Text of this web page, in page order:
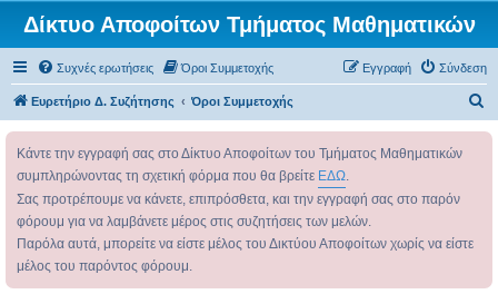
Δίκτυο Αποφοίτων Τμήματος Μαθηματικών
Συχνές ερωτήσεις Όροι Συμμετοχής Σύνδεση
Εγγραφή
Ευρετήριο Δ. Συζήτησης Όροι Συμμετοχής
σ
Κάντε την εγγραφή σας στο Δίκτυο Αποφοίτων του Τμήματος Μαθηματικών
συμπληρώνοντας τη σχετική φόρμα που θα βρείτε ΕΔΩ.
Σας προτρέπουμε να κάνετε, επιπρόσθετα, και την εγγραφή σας στο παρόν
φόρουμ για να λαμβάνετε μέρος στις συζητήσεις των μελών.
Παρόλα αυτά, μπορείτε να είστε μέλος του Δικτύου Αποφοίτων χωρίς να είστε
μέλος του παρόντος φόρουμ.